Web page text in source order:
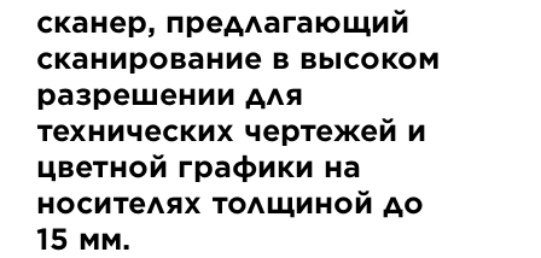
сканер, предлагающий
сканирование в высоком
разрешении для
технических чертежей и
цветной графики на
носителях толщиной до
15 мм.